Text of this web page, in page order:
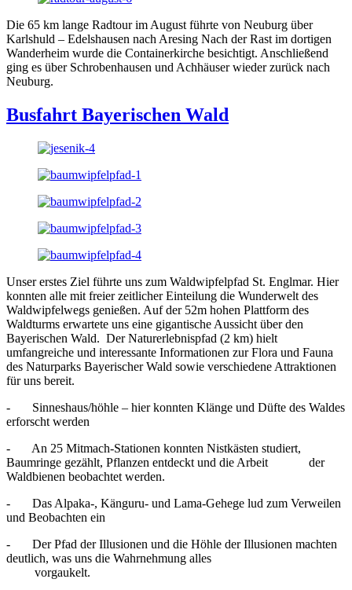
Die 65 km lange Radtour im August führte von Neuburg über
Karlshuld – Edelshausen nach Aresing Nach der Rast im dortigen
Wanderheim wurde die Containerkirche besichtigt. Anschließend
ging es über Schrobenhausen und Achhäuser wieder zurück nach
Neuburg.
Busfahrt Bayerischen Wald
Unser erstes Ziel führte uns zum Waldwipfelpfad St. Englmar. Hier
konnten alle mit freier zeitlicher Einteilung die Wunderwelt des
Waldwipfelwegs genießen. Auf der 52m hohen Plattform des
Waldturms erwartete uns eine gigantische Aussicht über den
Bayerischen Wald. Der Naturerlebnispfad (2 km) hielt
umfangreiche und interessante Informationen zur Flora und Fauna
des Naturparks Bayerischer Wald sowie verschiedene Attraktionen
für uns bereit.
- Sinneshaus/höhle – hier konnten Klänge und Düfte des Waldes
erforscht werden
- An 25 Mitmach-Stationen konnten Nistkästen studiert,
Baumringe gezählt, Pflanzen entdeckt und die Arbeit der
Waldbienen beobachtet werden.
- Das Alpaka-, Känguru- und Lama-Gehege lud zum Verweilen
und Beobachten ein
- Der Pfad der Illusionen und die Höhle der Illusionen machten
deutlich, was uns die Wahrnehmung alles
vorgaukelt.